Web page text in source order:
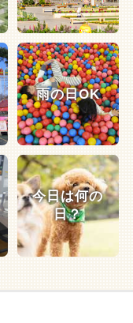
雨の日OK
今日は何の
日？